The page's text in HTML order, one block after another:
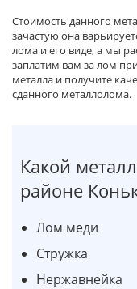
Стоимость данного
зачастую она
лома и его виде, а мы
заплатим вам за лом
металла и получите
сданного металлолома.
Какой
районе
Лом меди
Стружка
Нержавнейка